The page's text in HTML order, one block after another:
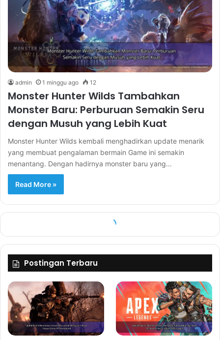
admin 1 minggu ago 12
Monster Hunter Wilds Tambahkan
Monster Baru: Perburuan Semakin Seru
dengan Musuh yang Lebih Kuat
Monster Hunter Wilds kembali menghadirkan update menarik
yang membuat pengalaman bermain Game ini semakin
menantang. Dengan hadirnya monster baru yang…
Read More »
Postingan Terbaru